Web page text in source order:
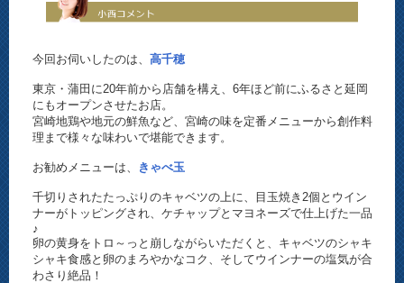
今回お伺いしたのは、高千穂
東京・蒲田に20年前から店舗を構え、6年ほど前にふるさと延岡
にもオープンさせたお店。
宮崎地鶏や地元の鮮魚など、宮崎の味を定番メニューから創作料
理まで様々な味わいで堪能できます。
お勧めメニューは、 きゃべ玉
千切りされたたっぷりのキャベツの上に、目玉焼き2個とウイン
ナーがトッピングされ、ケチャップとマヨネーズで仕上げた一品
♪
卵の黄身をトロ～っと崩しながらいただくと、キャベツのシャキ
シャキ食感と卵のまろやかなコク、そしてウインナーの塩気が合
わさり絶品！